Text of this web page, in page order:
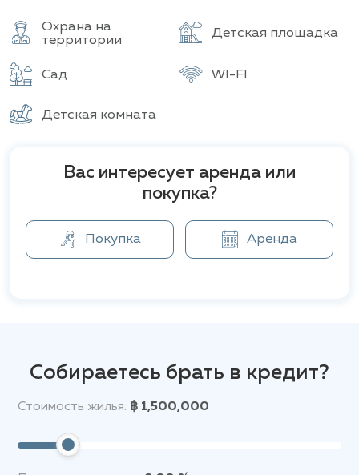
1-комнатные (от 35 до 45 кв.м.)
Каждая квартира оснащена современными
кухнями с встроенной техникой, просторными
ванными комнатами, а также удобными и
обеспечивающие максимальное естественное
освещение и открывающие красивые виды на
нейтральная, что создает ощущение простора и
легкости. Общая атмосфера квартир направлена
современный тренажерный зал, зелёный сад,
на всей территории комплекса. Эти удобства
создают комфортные условия для жизни,
обеспечивая безопасность, удобство и
Охрана на
территории
Детская площадка
Сад WI-FI
Детская комната
Вас интересует аренда или
покупка?
Покупка Аренда
Собираетесь брать в кредит?
Стоимость жилья: ฿ 1,500,000